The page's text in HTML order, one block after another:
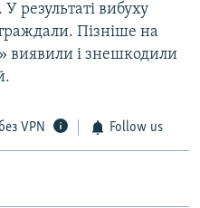
результаті вибуху
Пізніше на
виявили і знешкодили
VPN Follow us